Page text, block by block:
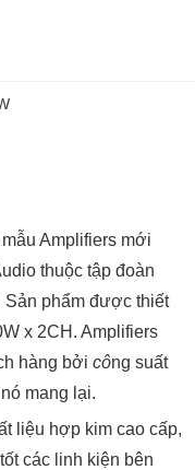
mẫu Amplifiers mới
thuộc tập đoàn
Sản phẩm được thiết
x 2CH. Amplifiers
hàng bởi công suất
mang lại.
liệu hợp kim cao cấp,
các linh kiện bên